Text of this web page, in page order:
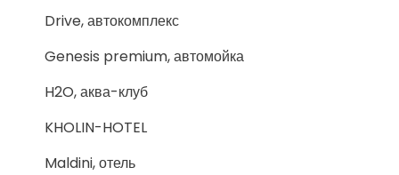
Drive, автокомплекс
Genesis premium, автомойка
H2O, аква-клуб
KHOLIN-HOTEL
Maldini, отель